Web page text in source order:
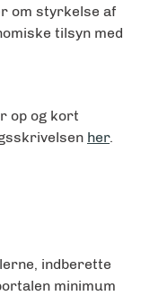
om styrkelse af
tilsyn med
op og kort
her.
indberette
minimum